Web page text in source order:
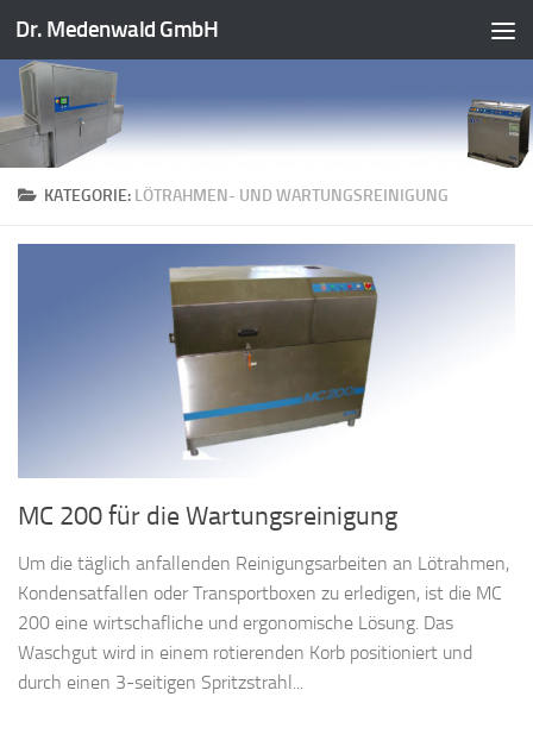
Zum Inhalt springen
Dr. Medenwald GmbH
KATEGORIE: LÖTRAHMEN- UND WARTUNGSREINIGUNG
MC 200 für die Wartungsreinigung
Um die täglich anfallenden Reinigungsarbeiten an Lötrahmen,
Kondensatfallen oder Transportboxen zu erledigen, ist die MC
200 eine wirtschafliche und ergonomische Lösung. Das
Waschgut wird in einem rotierenden Korb positioniert und
durch einen 3-seitigen Spritzstrahl...